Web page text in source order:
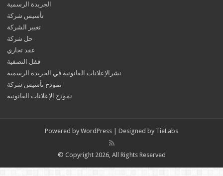
الجريدة الرسمية
تأسيس شركة
تغيير الشركة
حل شركة
عقد تجاري
قفل التصفية
نشرالإعلانات القانونية في الجريدة الرسمية
نمودج تأسيس شركة
نموذج الإعلانات القانونية
Powered by WordPress | Designed by TieLabs
© Copyright 2026, All Rights Reserved